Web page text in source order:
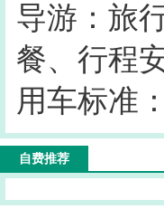
导游：旅
餐、行程
用车标准
自费推荐